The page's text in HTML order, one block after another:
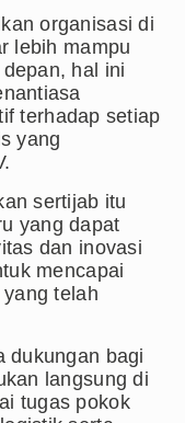
HIV/AIDS di
Real Betis pada
Juventus
Kunjungan
Amankan Aset
organisasi di
lebih mampu
hal ini
terhadap setiap
yang
sertijab itu
yang dapat
dan inovasi
mencapai
telah
dukungan bagi
langsung di
tugas pokok